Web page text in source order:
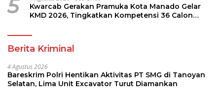
5
Kwarcab Gerakan Pramuka Kota Manado Gelar
KMD 2026, Tingkatkan Kompetensi 36 Calon
Berita Kriminal
4 Agustus 2026
Bareskrim Polri Hentikan Aktivitas PT SMG di Tanoyan
Selatan, Lima Unit Excavator Turut Diamankan